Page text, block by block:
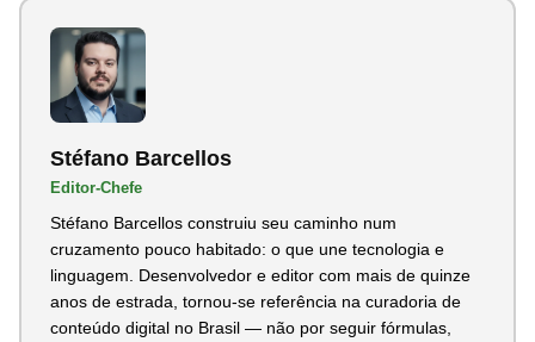
Stéfano Barcellos
Editor-Chefe
Stéfano Barcellos construiu seu caminho num
cruzamento pouco habitado: o que une tecnologia e
linguagem. Desenvolvedor e editor com mais de quinze
anos de estrada, tornou-se referência na curadoria de
conteúdo digital no Brasil — não por seguir fórmulas,